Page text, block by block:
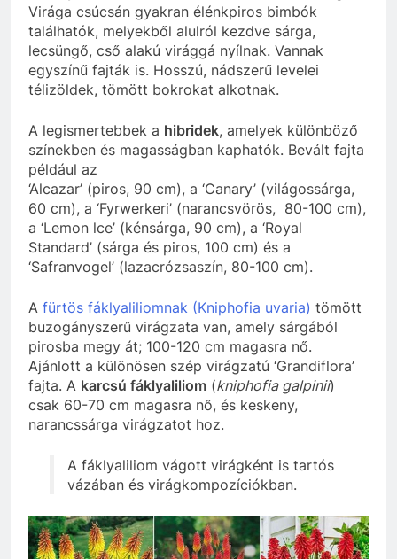
Virága csúcsán gyakran élénkpiros bimbók
találhatók, melyekből alulról kezdve sárga,
lecsüngő, cső alakú virággá nyílnak. Vannak
egyszínű fajták is. Hosszú, nádszerű levelei
télizöldek, tömött bokrokat alkotnak.
A legismertebbek a hibridek, amelyek különböző
színekben és magasságban kaphatók. Bevált fajta
például az
‘Alcazar’ (piros, 90 cm), a ‘Canary’ (világossárga,
60 cm), a ‘Fyrwerkeri’ (narancsvörös, 80-100 cm),
a ‘Lemon lce’ (kénsárga, 90 cm), a ‘Royal
Standard’ (sárga és piros, 100 cm) és a
‘Safranvogel’ (lazacrózsaszín, 80-100 cm).
A fürtös fáklyaliliomnak (Kniphofia uvaria) tömött
buzogányszerű virágzata van, amely sárgából
pirosba megy át; 100-120 cm magasra nő.
Ajánlott a különösen szép virágzatú ‘Grandiflora’
fajta. A karcsú fáklyaliliom (kniphofia galpinii)
csak 60-70 cm magasra nő, és keskeny,
narancssárga virágzatot hoz.
A fáklyaliliom vágott virágként is tartós
vázában és virágkompozíciókban.